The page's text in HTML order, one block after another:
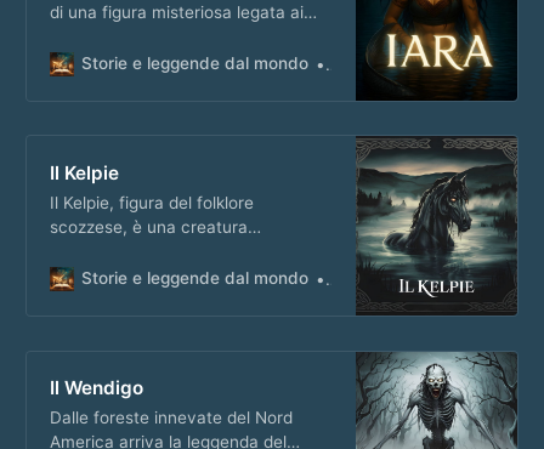
di una figura misteriosa legata ai
desiderio e pericolo.
Storie e leggende dal mondo Matteo Masi
Il Kelpie
Il Kelpie, figura del folklore
scozzese, è una creatura
protagonista di racconti intrisi di
Storie e leggende dal mondo Matteo Masi
Il Wendigo
Dalle foreste innevate del Nord
America arriva la leggenda del